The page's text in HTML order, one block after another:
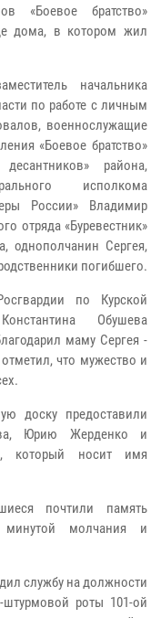
«Боевое братство»
дома, в котором жил
начальника
по работе с личным
военнослужащие
«Боевое братство»
района,
исполкома
России» Владимир
отряда «Буревестник»
однополчанин Сергея,
погибшего.
по Курской
Обушева
маму Сергея -
что мужество и
доску предоставили
Юрию Жерденко и
который носит имя
почтили память
минутой молчания и
службу на должности
роты 101-ой